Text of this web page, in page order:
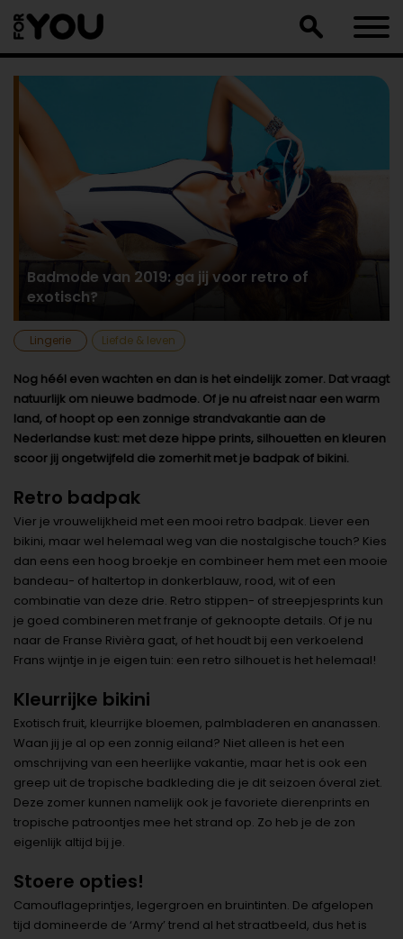
naar
artikel
Badmode van 2019: ga jij voor retro of
exotisch?
Lingerie Liefde & leven
Nog héél even wachten en dan is het eindelijk zomer. Dat vraagt
natuurlijk om nieuwe badmode. Of je nu afreist naar een warm
land, of hoopt op een zonnige strandvakantie aan de
Nederlandse kust: met deze hippe prints, silhouetten en kleuren
scoor jij ongetwijfeld die zomerhit met je badpak of bikini.
Retro badpak
Vier je vrouwelijkheid met een mooi retro badpak. Liever een
bikini, maar wel helemaal weg van die nostalgische touch? Kies
dan eens een hoog broekje en combineer hem met een mooie
bandeau- of haltertop in donkerblauw, rood, wit of een
combinatie van deze drie. Retro stippen- of streepjesprints kun
je goed combineren met franje of geknoopte details. Of je nu
naar de Franse Rivièra gaat, of het houdt bij een verkoelend
Frans wijntje in je eigen tuin: een retro silhouet is het helemaal!
Kleurrijke bikini
Exotisch fruit, kleurrijke bloemen, palmbladeren en ananassen.
Waan jij je al op een zonnig eiland? Niet alleen is het een
omschrijving van een heerlijke vakantie, maar het is ook een
greep uit de tropische badkleding die je dit seizoen óveral ziet.
Deze zomer kunnen namelijk ook je favoriete dierenprints en
tropische patroontjes mee het strand op. Zo heb je de zon
eigenlijk altijd bij je.
Stoere opties!
Camouflageprintjes, legergroen en bruintinten. De afgelopen
tijd domineerde de ‘Army’ trend al het straatbeeld, dus het is